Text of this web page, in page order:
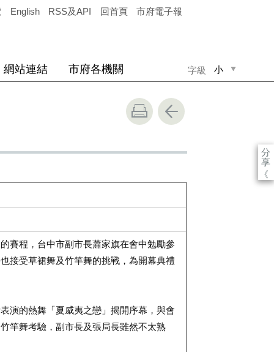
English RSS及API 回首頁 市府電子報
字級 小
網站連結 市府各機關
分
享
《
程，台中市副市長蕭家旗在會中勉勵參
接受草裙舞及竹竿舞的挑戰，為開幕典禮
的熱舞「夏威夷之戀」揭開序幕，與會
竿舞考驗，副市長及張局長雖然不太熟